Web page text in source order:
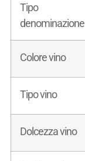
Tipo
denominazione
Colore vino
Tipo vino
Dolcezza vino